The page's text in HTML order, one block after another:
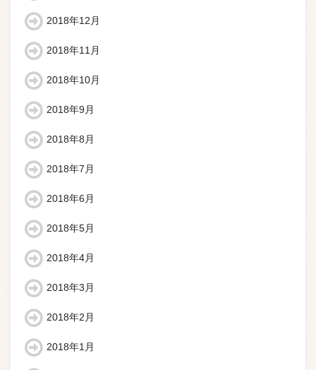
2018年12月
2018年11月
2018年10月
2018年9月
2018年8月
2018年7月
2018年6月
2018年5月
2018年4月
2018年3月
2018年2月
2018年1月